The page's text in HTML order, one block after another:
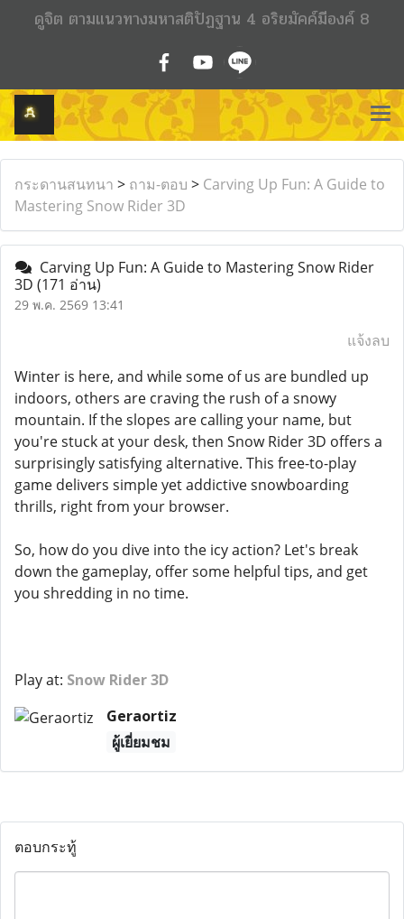
ดูจิต ตามแนวทางมหาสติปัฏฐาน 4 อริยมัคค์มีองค์ 8
กระดานสนทนา > ถาม-ตอบ > Carving Up Fun: A Guide to
Mastering Snow Rider 3D
Carving Up Fun: A Guide to Mastering Snow Rider
3D (171 อ่าน)
29 พ.ค. 2569 13:41
แจ้งลบ
Winter is here, and while some of us are bundled up
indoors, others are craving the rush of a snowy
mountain. If the slopes are calling your name, but
you're stuck at your desk, then Snow Rider 3D offers a
surprisingly satisfying alternative. This free-to-play
game delivers simple yet addictive snowboarding
thrills, right from your browser.
So, how do you dive into the icy action? Let's break
down the gameplay, offer some helpful tips, and get
you shredding in no time.
Play at: Snow Rider 3D
Geraortiz
ผู้เยี่ยมชม
ตอบกระทู้